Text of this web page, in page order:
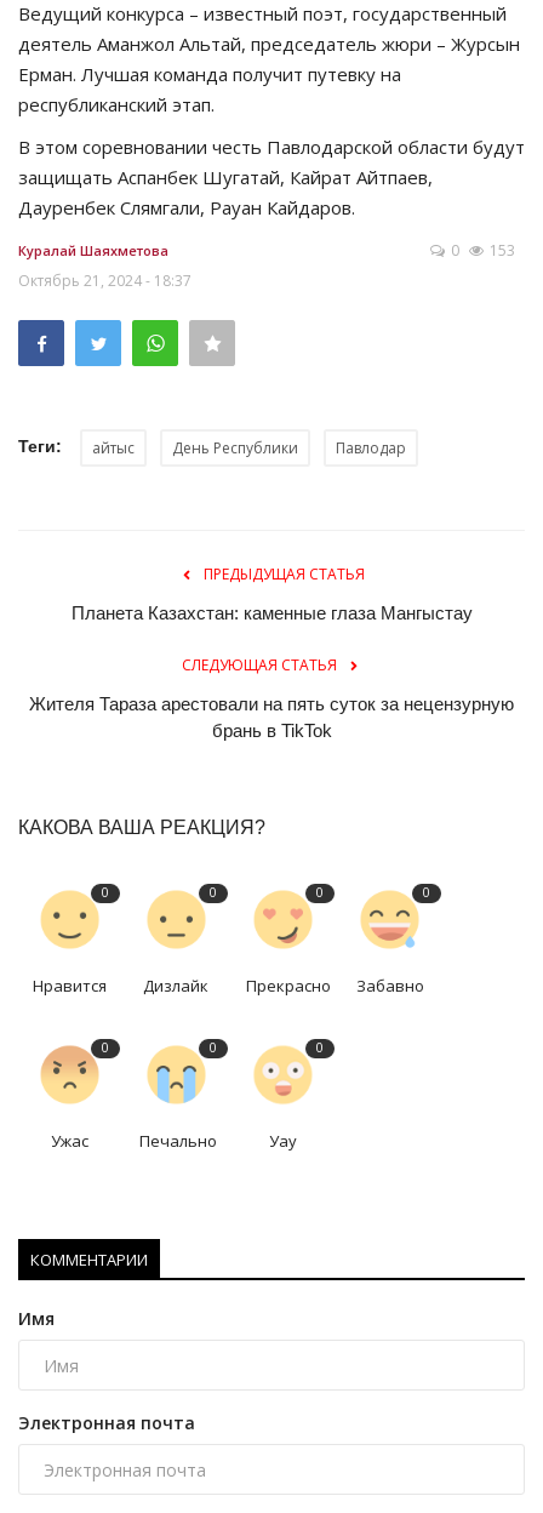
Ведущий конкурса – известный поэт, государственный
деятель Аманжол Альтай, председатель жюри – Журсын
Ерман. Лучшая команда получит путевку на
республиканский этап.
В этом соревновании честь Павлодарской области будут
защищать Аспанбек Шугатай, Кайрат Айтпаев,
Дауренбек Слямгали, Рауан Кайдаров.
Куралай Шаяхметова
Октябрь 21, 2024 - 18:37
0 153
Теги: айтыс День Республики Павлодар
ПРЕДЫДУЩАЯ СТАТЬЯ
Планета Казахстан: каменные глаза Мангыстау
СЛЕДУЮЩАЯ СТАТЬЯ
Жителя Тараза арестовали на пять суток за нецензурную
брань в TikTok
КАКОВА ВАША РЕАКЦИЯ?
0
Нравится
0
Дизлайк
0
Прекрасно
0
Забавно
0
Ужас
0
Печально
0
Уау
КОММЕНТАРИИ
Имя
Электронная почта